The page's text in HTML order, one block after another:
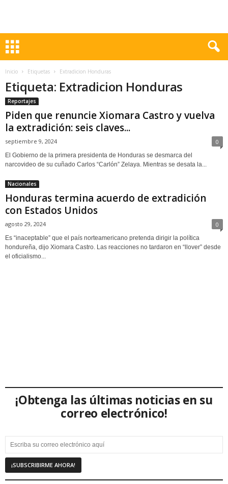
Inicio Etiquetas Extradicion Honduras
Etiqueta: Extradicion Honduras
Reportajes
Piden que renuncie Xiomara Castro y vuelva
la extradición: seis claves...
septiembre 9, 2024 0
El Gobierno de la primera presidenta de Honduras se desmarca del
narcovideo de su cuñado Carlos “Carlón” Zelaya. Mientras se desata la...
Nacionales
Honduras termina acuerdo de extradición
con Estados Unidos
agosto 29, 2024 0
Es “inaceptable” que el país norteamericano pretenda dirigir la política
hondureña, dijo Xiomara Castro. Las reacciones no tardaron en “llover” desde
el oficialismo...
¡Obtenga las últimas noticias en su
correo electrónico!